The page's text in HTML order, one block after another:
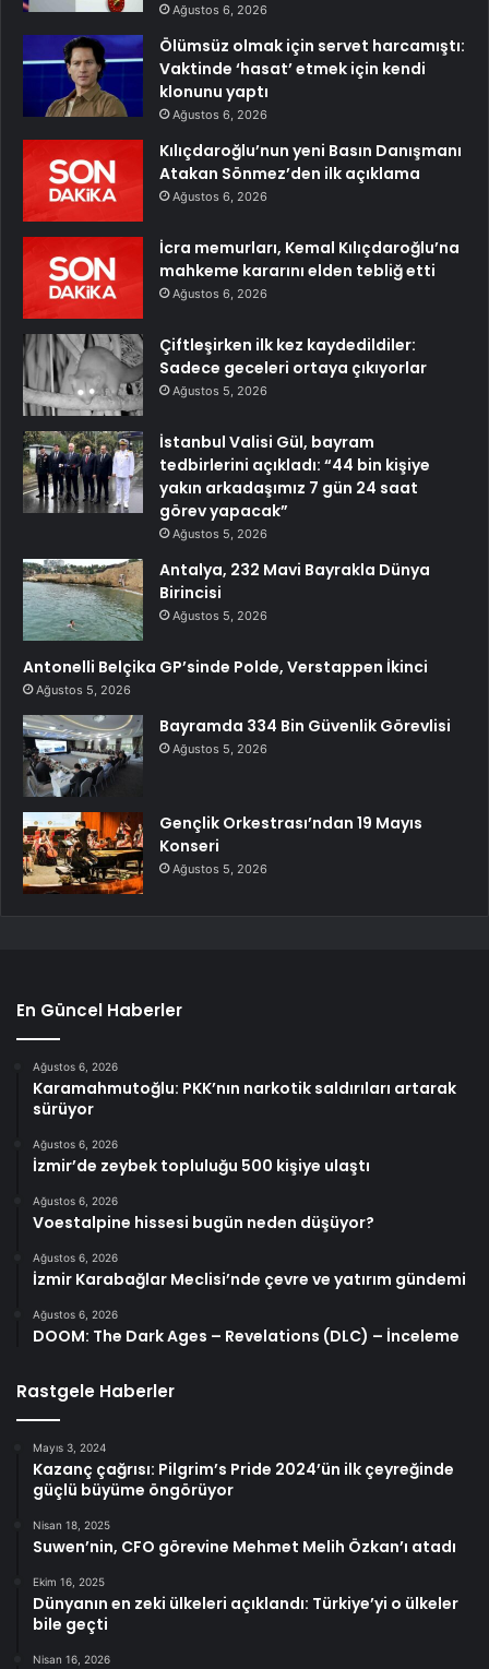
Ağustos 6, 2026
Ölümsüz olmak için servet harcamıştı:
Vaktinde ‘hasat’ etmek için kendi
klonunu yaptı
Ağustos 6, 2026
Kılıçdaroğlu’nun yeni Basın Danışmanı
Atakan Sönmez’den ilk açıklama
Ağustos 6, 2026
İcra memurları, Kemal Kılıçdaroğlu’na
mahkeme kararını elden tebliğ etti
Ağustos 6, 2026
Çiftleşirken ilk kez kaydedildiler:
Sadece geceleri ortaya çıkıyorlar
Ağustos 5, 2026
İstanbul Valisi Gül, bayram
tedbirlerini açıkladı: “44 bin kişiye
yakın arkadaşımız 7 gün 24 saat
görev yapacak”
Ağustos 5, 2026
Antalya, 232 Mavi Bayrakla Dünya
Birincisi
Ağustos 5, 2026
Antonelli Belçika GP’sinde Polde, Verstappen İkinci
Ağustos 5, 2026
Bayramda 334 Bin Güvenlik Görevlisi
Ağustos 5, 2026
Gençlik Orkestrası’ndan 19 Mayıs
Konseri
Ağustos 5, 2026
En Güncel Haberler
Ağustos 6, 2026
Karamahmutoğlu: PKK’nın narkotik saldırıları artarak
sürüyor
Ağustos 6, 2026
İzmir’de zeybek topluluğu 500 kişiye ulaştı
Ağustos 6, 2026
Voestalpine hissesi bugün neden düşüyor?
Ağustos 6, 2026
İzmir Karabağlar Meclisi’nde çevre ve yatırım gündemi
Ağustos 6, 2026
DOOM: The Dark Ages – Revelations (DLC) – İnceleme
Rastgele Haberler
Mayıs 3, 2024
Kazanç çağrısı: Pilgrim’s Pride 2024’ün ilk çeyreğinde
güçlü büyüme öngörüyor
Nisan 18, 2025
Suwen’nin, CFO görevine Mehmet Melih Özkan’ı atadı
Ekim 16, 2025
Dünyanın en zeki ülkeleri açıklandı: Türkiye’yi o ülkeler
bile geçti
Nisan 16, 2026